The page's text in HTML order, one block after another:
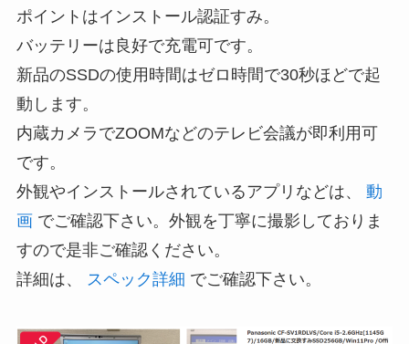
ポイントはインストール認証すみ。
バッテリーは良好で充電可です。
新品のSSDの使用時間はゼロ時間で30秒ほどで起
動します。
内蔵カメラでZOOMなどのテレビ会議が即利用可
です。
外観やインストールされているアプリなどは、 動
画 でご確認下さい。外観を丁寧に撮影しておりま
すので是非ご確認ください。
詳細は、 スペック詳細 でご確認下さい。